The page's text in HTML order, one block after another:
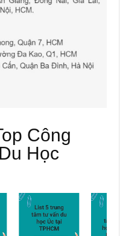
Công
Học